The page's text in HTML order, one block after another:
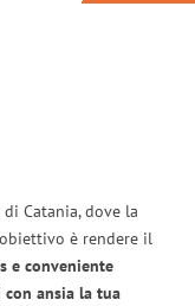
Catania, dove la
è rendere il
e conveniente
ansia la tua